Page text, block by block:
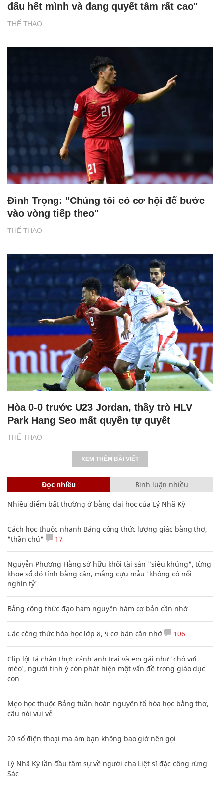
THỂ THAO
đấu hết mình và đang quyết tâm rất cao"
THỂ THAO
Đình Trọng: "Chúng tôi có cơ hội để bước
vào vòng tiếp theo"
THỂ THAO
Hòa 0-0 trước U23 Jordan, thầy trò HLV
Park Hang Seo mất quyền tự quyết
XEM THÊM BÀI VIẾT
Đọc nhiều Bình luận nhiều
Nhiều điểm bất thường ở bằng đại học của Lý Nhã Kỳ
Cách học thuộc nhanh Bảng công thức lượng giác bằng thơ,
"thần chú"
17
Nguyễn Phương Hằng sở hữu khối tài sản "siêu khủng", từng
khoe sổ đỏ tính bằng cân, mắng cựu mẫu 'không có nổi
nghìn tỷ'
Bảng công thức đạo hàm nguyên hàm cơ bản cần nhớ
Các công thức hóa học lớp 8, 9 cơ bản cần nhớ 106
Clip lột tả chân thực cảnh anh trai và em gái như 'chó với
mèo', người tinh ý còn phát hiện một vấn đề trong giáo dục
con
Mẹo học thuộc Bảng tuần hoàn nguyên tố hóa học bằng thơ,
câu nói vui vẻ
20 số điện thoại ma ám bạn không bao giờ nên gọi
Lý Nhã Kỳ lần đầu tâm sự về người cha Liệt sĩ đặc công rừng
Sác